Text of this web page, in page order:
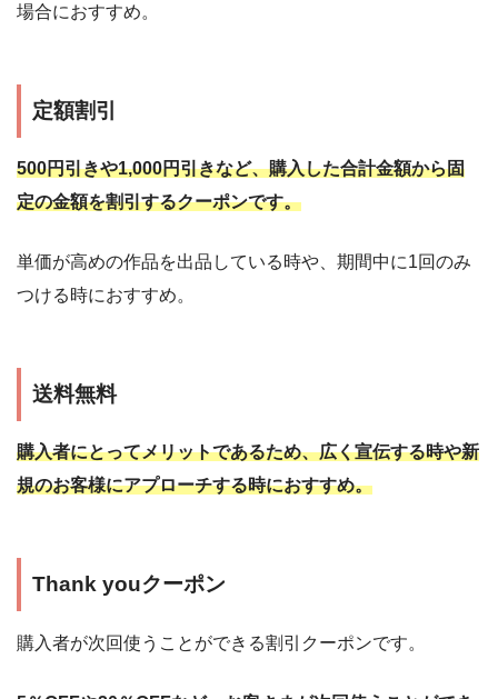
場合におすすめ。
定額割引
500円引きや1,000円引きなど、購入した合計金額から固
定の金額を割引するクーポンです。
単価が高めの作品を出品している時や、期間中に1回のみ
つける時におすすめ。
送料無料
購入者にとってメリットであるため、広く宣伝する時や新
規のお客様にアプローチする時におすすめ。
Thank youクーポン
購入者が次回使うことができる割引クーポンです。